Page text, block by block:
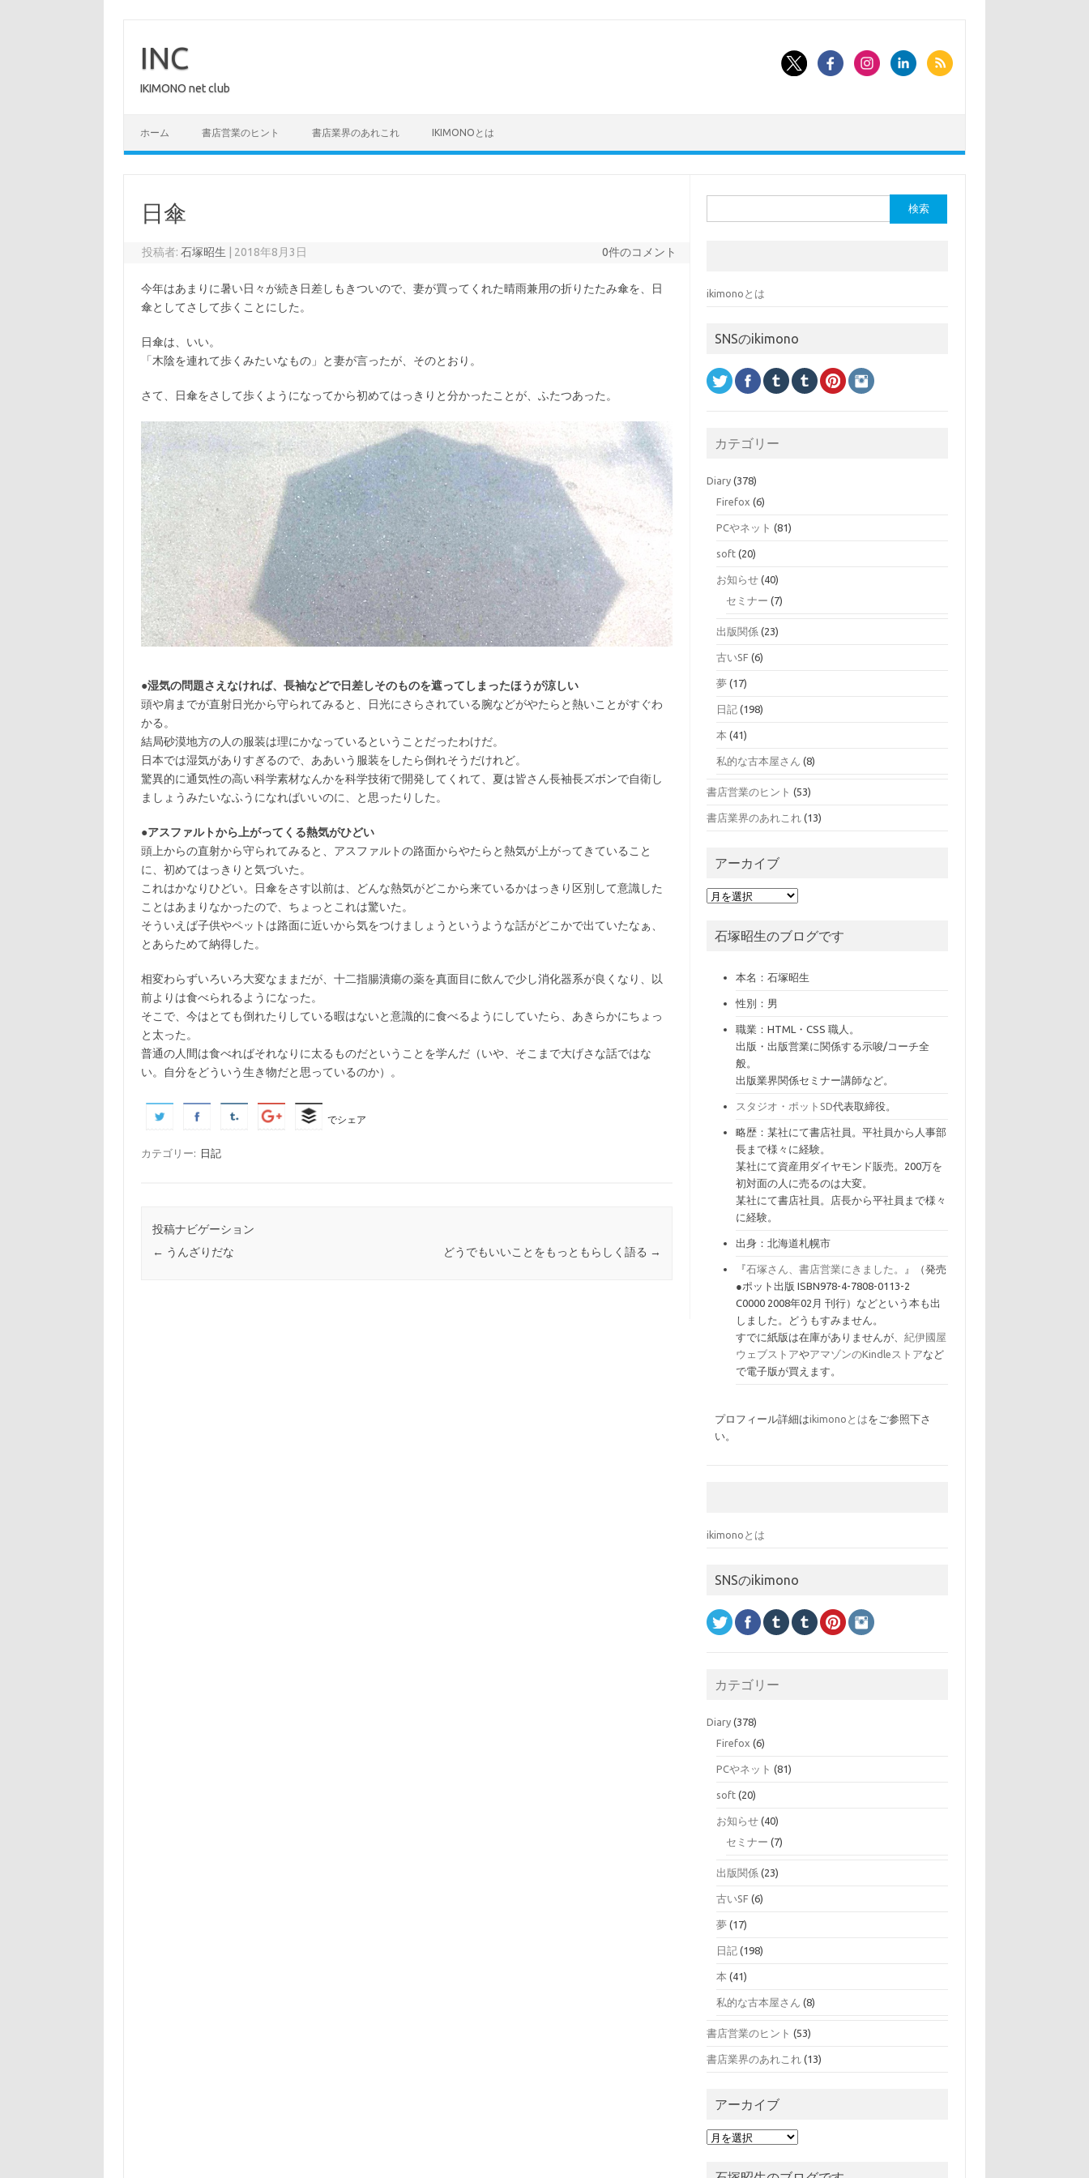
INC
IKIMONO net club
ホーム 書店営業のヒント 書店業界のあれこれ IKIMONOとは
日傘
投稿者:石塚昭生 2018年8月3日 0件のコメント
今年はあまりに暑い日々が続き日差しもきついので、妻が買ってくれた晴雨兼用の折りたたみ傘を、日
傘としてさして歩くことにした。
日傘は、いい。
「木陰を連れて歩くみたいなもの」と妻が言ったが、そのとおり。
さて、日傘をさして歩くようになってから初めてはっきりと分かったことが、ふたつあった。
●湿気の問題さえなければ、長袖などで日差しそのものを遮ってしまったほうが涼しい
頭や肩までが直射日光から守られてみると、日光にさらされている腕などがやたらと熱いことがすぐわ
かる。
結局砂漠地方の人の服装は理にかなっているということだったわけだ。
日本では湿気がありすぎるので、ああいう服装をしたら倒れそうだけれど。
驚異的に通気性の高い科学素材なんかを科学技術で開発してくれて、夏は皆さん長袖長ズボンで自衛し
ましょうみたいなふうになればいいのに、と思ったりした。
●アスファルトから上がってくる熱気がひどい
頭上からの直射から守られてみると、アスファルトの路面からやたらと熱気が上がってきていること
に、初めてはっきりと気づいた。
これはかなりひどい。日傘をさす以前は、どんな熱気がどこから来ているかはっきり区別して意識した
ことはあまりなかったので、ちょっとこれは驚いた。
そういえば子供やペットは路面に近いから気をつけましょうというような話がどこかで出ていたなぁ、
とあらためて納得した。
相変わらずいろいろ大変なままだが、十二指腸潰瘍の薬を真面目に飲んで少し消化器系が良くなり、以
前よりは食べられるようになった。
そこで、今はとても倒れたりしている暇はないと意識的に食べるようにしていたら、あきらかにちょっ
と太った。
普通の人間は食べればそれなりに太るものだということを学んだ（いや、そこまで大げさな話ではな
い。自分をどういう生き物だと思っているのか）。
でシェア
カテゴリー: 日記
投稿ナビゲーション
← うんざりだな どうでもいいことをもっともらしく語る →
索:
ikimonoとは
SNSのikimono
カテゴリー
Diary (378)
Firefox (6)
PCやネット (81)
soft (20)
お知らせ (40)
セミナー (7)
出版関係 (23)
古いSF (6)
夢 (17)
日記 (198)
本 (41)
私的な古本屋さん (8)
書店営業のヒント (53)
書店業界のあれこれ (13)
アーカイブ
ア
イ石塚昭生のブログです
本名：石塚昭生
性別：男
職業：HTML・CSS 職人。
出版・出版営業に関係する示唆/コーチ全
般。
出版業界関係セミナー講師など。
スタジオ・ポットSD代表取締役。
略歴：某社にて書店社員。平社員から人事部
長まで様々に経験。
某社にて資産用ダイヤモンド販売。200万を
初対面の人に売るのは大変。
某社にて書店社員。店長から平社員まで様々
に経験。
出身：北海道札幌市
『石塚さん、書店営業にきました。
』（発売
●ポット出版 ISBN978-4-7808-0113-2
C0000 2008年02月 刊行）などという本も出
しました。どうもすみません。
すでに紙版は在庫がありませんが、紀伊國屋
ウェブストアやアマゾンのKindleストアなど
で電子版が買えます。
プロフィール詳細はikimonoとはをご参照下さ
い。
ikimonoとは
SNSのikimono
カテゴリー
Diary (378)
Firefox (6)
PCやネット (81)
soft (20)
お知らせ (40)
セミナー (7)
出版関係 (23)
古いSF (6)
夢 (17)
日記 (198)
本 (41)
私的な古本屋さん (8)
書店営業のヒント (53)
書店業界のあれこれ (13)
アーカイブ
ア